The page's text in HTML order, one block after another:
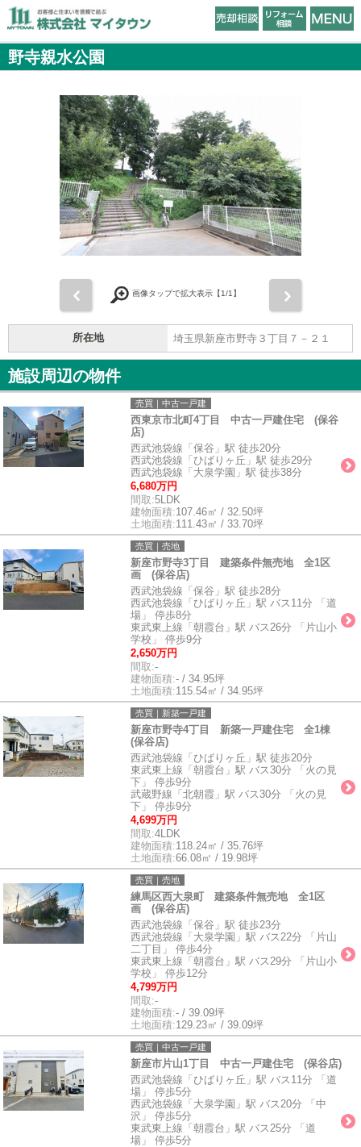
野寺親水公園
画像タップで拡大表示【1/1】
所在地 埼玉県新座市野寺３丁目７－２１
施設周辺の物件
売買｜中古一戸建
西東京市北町4丁目 中古一戸建住宅 (保谷
店)
西武池袋線「保谷」駅 徒歩20分
西武池袋線「ひばりヶ丘」駅 徒歩29分
西武池袋線「大泉学園」駅 徒歩38分
6,680万円
間取:5LDK
建物面積:107.46㎡ / 32.50坪
土地面積:111.43㎡ / 33.70坪
売買｜売地
新座市野寺3丁目 建築条件無売地 全1区
画 (保谷店)
西武池袋線「保谷」駅 徒歩28分
西武池袋線「ひばりヶ丘」駅 バス11分 「道
場」 停歩8分
東武東上線「朝霞台」駅 バス26分 「片山小
学校」 停歩9分
2,650万円
間取:-
建物面積:- / 34.95坪
土地面積:115.54㎡ / 34.95坪
売買｜新築一戸建
新座市野寺4丁目 新築一戸建住宅 全1棟
(保谷店)
西武池袋線「ひばりヶ丘」駅 徒歩20分
東武東上線「朝霞台」駅 バス30分 「火の見
下」 停歩9分
武蔵野線「北朝霞」駅 バス30分 「火の見
下」 停歩9分
4,699万円
間取:4LDK
建物面積:118.24㎡ / 35.76坪
土地面積:66.08㎡ / 19.98坪
売買｜売地
練馬区西大泉町 建築条件無売地 全1区
画 (保谷店)
西武池袋線「保谷」駅 徒歩23分
西武池袋線「大泉学園」駅 バス22分 「片山
二丁目」 停歩4分
東武東上線「朝霞台」駅 バス29分 「片山小
学校」 停歩12分
4,799万円
間取:-
建物面積:- / 39.09坪
土地面積:129.23㎡ / 39.09坪
売買｜中古一戸建
新座市片山1丁目 中古一戸建住宅 (保谷店)
西武池袋線「ひばりヶ丘」駅 バス11分 「道
場」 停歩5分
西武池袋線「大泉学園」駅 バス20分 「中
沢」 停歩5分
東武東上線「朝霞台」駅 バス25分 「道
場」 停歩5分